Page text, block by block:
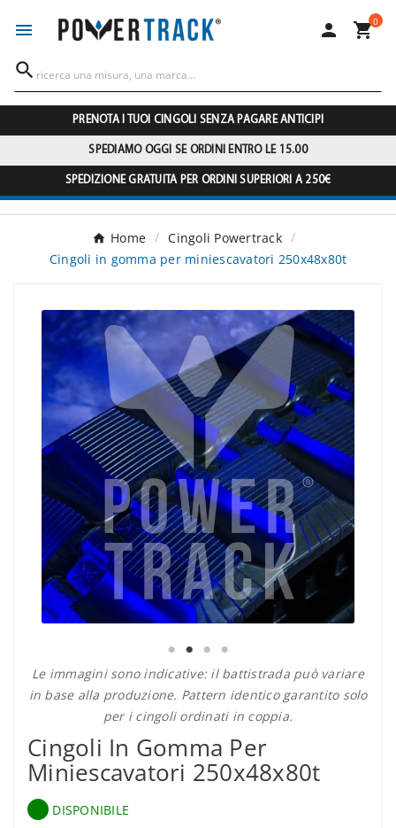
  0

PRENOTA I TUOI CINGOLI SENZA PAGARE ANTICIPI
SPEDIAMO OGGI SE ORDINI ENTRO LE 15.00
SPEDIZIONE GRATUITA PER ORDINI SUPERIORI A 250€
Home
Cingoli Powertrack
Cingoli in gomma per miniescavatori 250x48x80t
Le immagini sono indicative: il battistrada può variare
in base alla produzione. Pattern identico garantito solo
per i cingoli ordinati in coppia.
Cingoli In Gomma Per
Miniescavatori 250x48x80t
DISPONIBILE